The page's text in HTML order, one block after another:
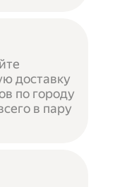
доставку
по городу
в пару